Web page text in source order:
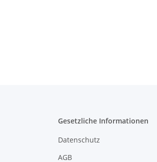
Gesetzliche Informationen
Datenschutz
AGB